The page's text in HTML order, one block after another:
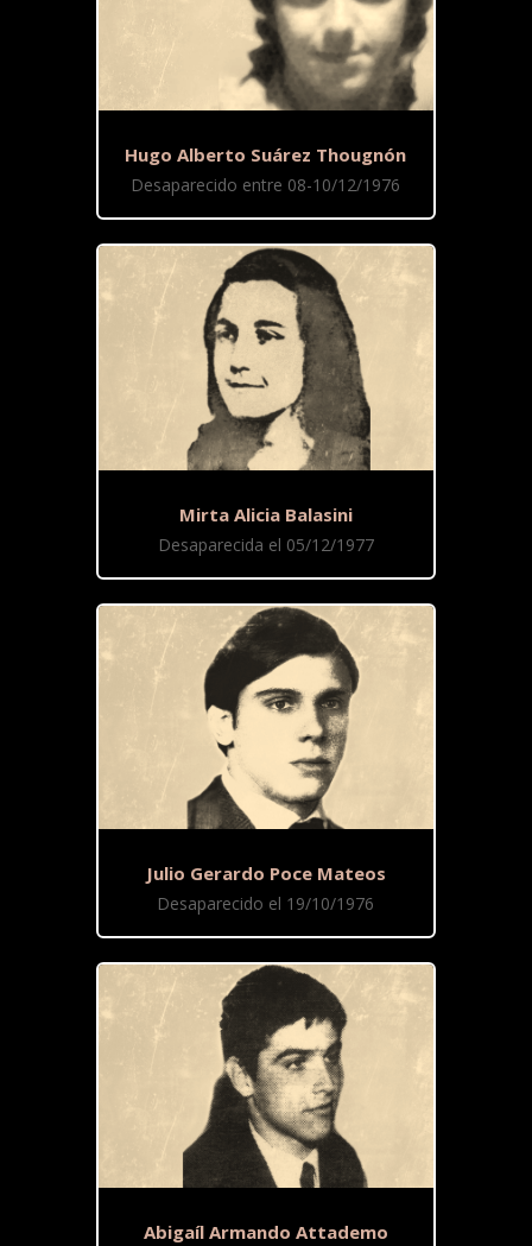
Hugo Alberto Suárez Thougnón
Desaparecido entre 08-10/12/1976
Mirta Alicia Balasini
Desaparecida el 05/12/1977
Julio Gerardo Poce Mateos
Desaparecido el 19/10/1976
Abigaíl Armando Attademo